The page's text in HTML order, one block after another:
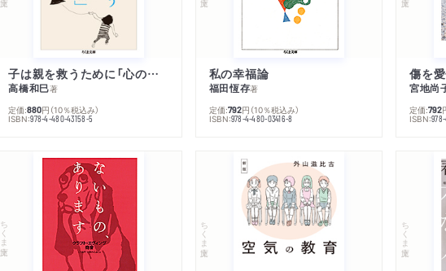
子は親を救うために「心の病」になる
高橋和巳著
定価:880円 （10％税込み）
ISBN:978-4-480-43158-5
私の幸福論
福田恆存著
定価:792円 （10％税込み）
ISBN:978-4-480-03416-8
傷を
宮地尚
定価:792
ISBN:
ちくま文庫 ちくま文庫 ちくま文庫